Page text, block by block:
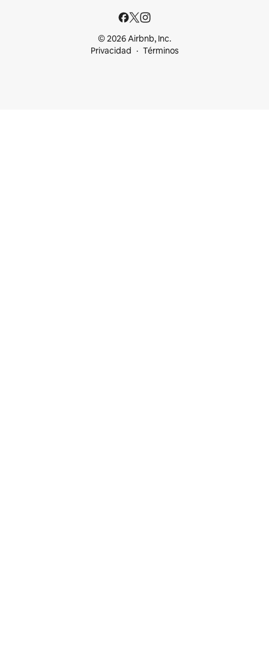
© 2026 Airbnb, Inc.
Privacidad
Términos